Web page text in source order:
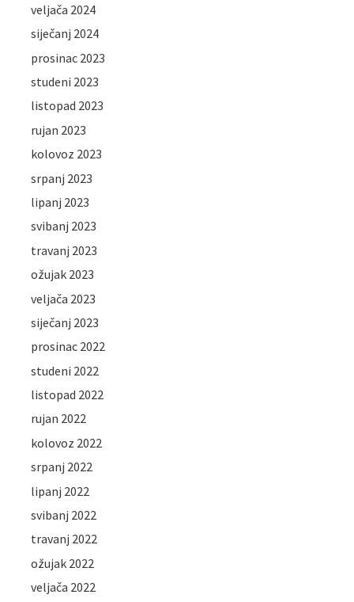
veljača 2024
siječanj 2024
prosinac 2023
studeni 2023
listopad 2023
rujan 2023
kolovoz 2023
srpanj 2023
lipanj 2023
svibanj 2023
travanj 2023
ožujak 2023
veljača 2023
siječanj 2023
prosinac 2022
studeni 2022
listopad 2022
rujan 2022
kolovoz 2022
srpanj 2022
lipanj 2022
svibanj 2022
travanj 2022
ožujak 2022
veljača 2022